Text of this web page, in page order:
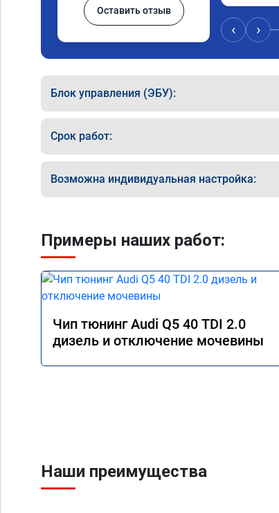
Оставить отзыв
‹ ›
Блок управления (ЭБУ):
Срок работ:
Возможна индивидуальная настройка:
Примеры наших работ:
Чип тюнинг Audi Q5 40 TDI 2.0
дизель и отключение мочевины
Наши преимущества